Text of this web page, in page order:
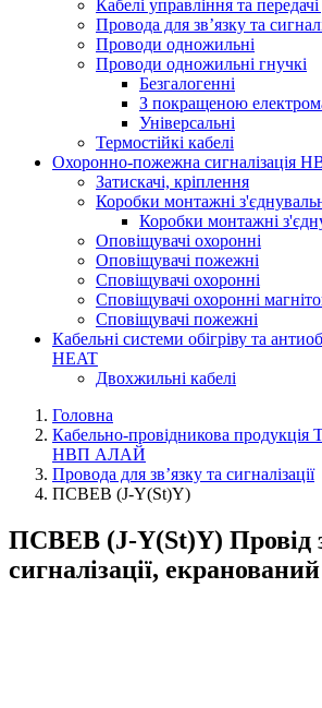
Кабелі управління та
Провода для зв’язку та
Проводи одножильні
Проводи одножильні гнучкі
Безгалогенні
З покращеною
Універсальні
Термостійкі кабелі
Охоронно-пожежна сигналізація
Затискачі, кріплення
Коробки монтажні
Коробки монтажні
Оповіщувачі охоронні
Оповіщувачі пожежні
Сповіщувачі охоронні
Сповіщувачі охоронні
Сповіщувачі пожежні
Кабельні системи обігріву та
HEAT
Двохжильні кабелі
Головна
Кабельно-провідникова
НВП АЛАЙ
Провода для зв’язку та сигналізації
ПСВЕВ (J-Y(St)Y)
ПСВЕВ (J-Y(St)Y) Провід
сигналізації, екранований